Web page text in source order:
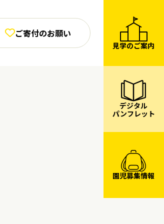
ご寄付のお願い
見学のご案内
デジタル
パンフレット
園児募集情報